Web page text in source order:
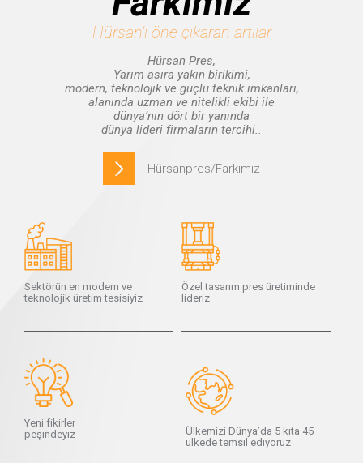
Hürsan'ı öne çıkaran artılar
Hürsan Pres,
Yarım asıra yakın birikimi,
modern, teknolojik ve güçlü teknik imkanları,
alanında uzman ve nitelikli ekibi ile
dünya’nın dört bir yanında
dünya lideri firmaların tercihi..
Hürsanpres/Farkımız
Sektörün en modern ve
teknolojik üretim tesisiyiz
Özel tasarım pres üretiminde
lideriz
Yeni fikirler
peşindeyiz
Ülkemizi Dünya’da 5 kıta 45
ülkede temsil ediyoruz